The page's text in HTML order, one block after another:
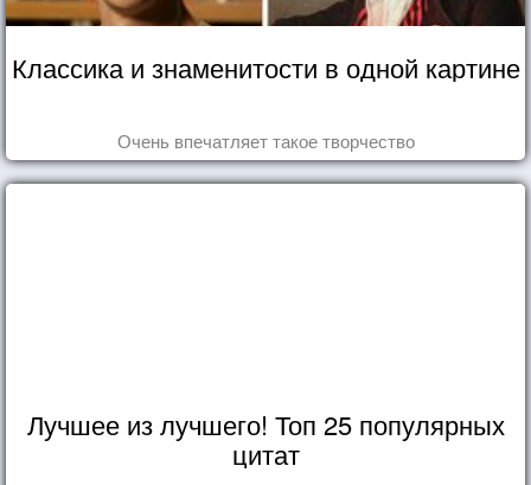
Классика и знаменитости в одной картине
Очень впечатляет такое творчество
Лучшее из лучшего! Топ 25 популярных
цитат